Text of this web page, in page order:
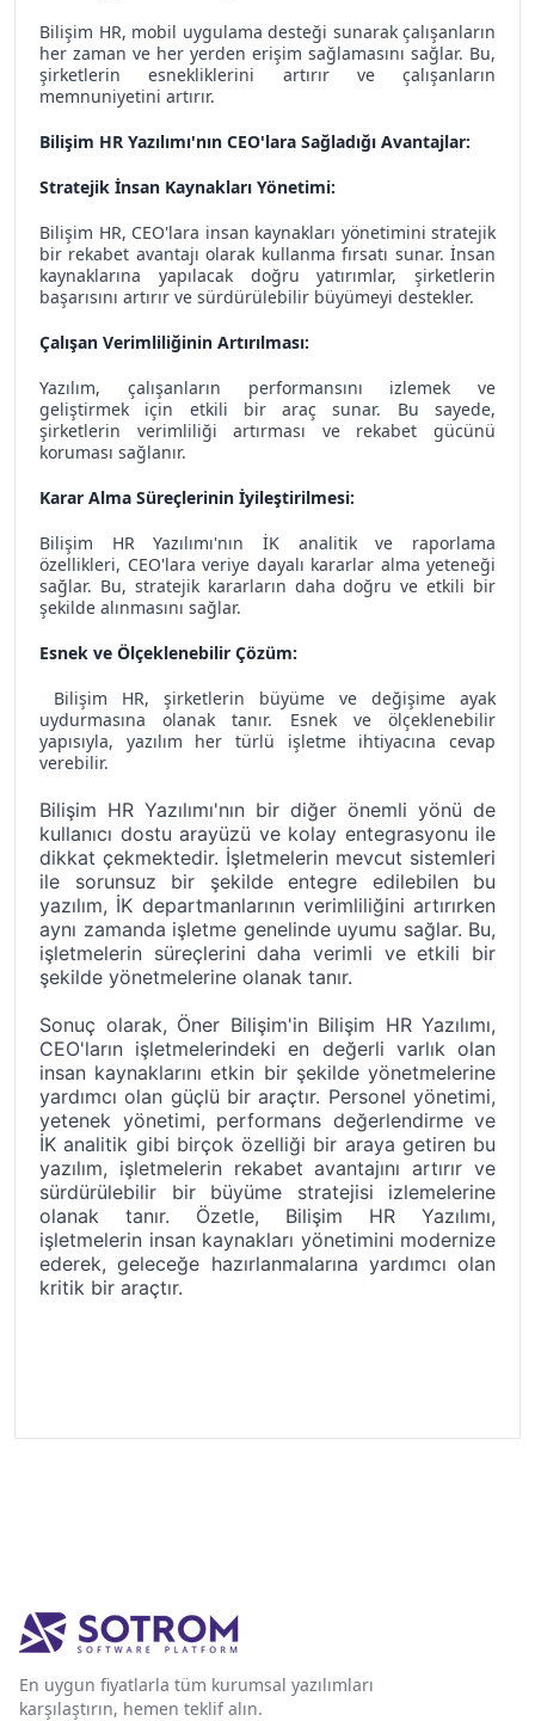
Bilişim HR, mobil uygulama desteği sunarak çalışanların
her zaman ve her yerden erişim sağlamasını sağlar. Bu,
şirketlerin esnekliklerini artırır ve çalışanların
memnuniyetini artırır.
Bilişim HR Yazılımı'nın CEO'lara Sağladığı Avantajlar:
Stratejik İnsan Kaynakları Yönetimi:
Bilişim HR, CEO'lara insan kaynakları yönetimini stratejik
bir rekabet avantajı olarak kullanma fırsatı sunar. İnsan
kaynaklarına yapılacak doğru yatırımlar, şirketlerin
başarısını artırır ve sürdürülebilir büyümeyi destekler.
Çalışan Verimliliğinin Artırılması:
Yazılım, çalışanların performansını izlemek ve
geliştirmek için etkili bir araç sunar. Bu sayede,
şirketlerin verimliliği artırması ve rekabet gücünü
koruması sağlanır.
Karar Alma Süreçlerinin İyileştirilmesi:
Bilişim HR Yazılımı'nın İK analitik ve raporlama
özellikleri, CEO'lara veriye dayalı kararlar alma yeteneği
sağlar. Bu, stratejik kararların daha doğru ve etkili bir
şekilde alınmasını sağlar.
Esnek ve Ölçeklenebilir Çözüm:
Bilişim HR, şirketlerin büyüme ve değişime ayak
uydurmasına olanak tanır. Esnek ve ölçeklenebilir
yapısıyla, yazılım her türlü işletme ihtiyacına cevap
verebilir.
Bilişim HR Yazılımı'nın bir diğer önemli yönü de
kullanıcı dostu arayüzü ve kolay entegrasyonu ile
dikkat çekmektedir. İşletmelerin mevcut sistemleri
ile sorunsuz bir şekilde entegre edilebilen bu
yazılım, İK departmanlarının verimliliğini artırırken
aynı zamanda işletme genelinde uyumu sağlar. Bu,
işletmelerin süreçlerini daha verimli ve etkili bir
şekilde yönetmelerine olanak tanır.
Sonuç olarak, Öner Bilişim'in Bilişim HR Yazılımı,
CEO'ların işletmelerindeki en değerli varlık olan
insan kaynaklarını etkin bir şekilde yönetmelerine
yardımcı olan güçlü bir araçtır. Personel yönetimi,
yetenek yönetimi, performans değerlendirme ve
İK analitik gibi birçok özelliği bir araya getiren bu
yazılım, işletmelerin rekabet avantajını artırır ve
sürdürülebilir bir büyüme stratejisi izlemelerine
olanak tanır. Özetle, Bilişim HR Yazılımı,
işletmelerin insan kaynakları yönetimini modernize
ederek, geleceğe hazırlanmalarına yardımcı olan
kritik bir araçtır.
En uygun fiyatlarla tüm kurumsal yazılımları
karşılaştırın, hemen teklif alın.